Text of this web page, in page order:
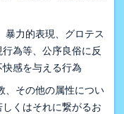
暴力的表現、グロテス
為等、公序良俗に反
感を与える行為
、その他の属性につい
くはそれに繋がるお